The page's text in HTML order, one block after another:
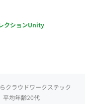
クションUnity
クラウドワークステック
平均年齢20代